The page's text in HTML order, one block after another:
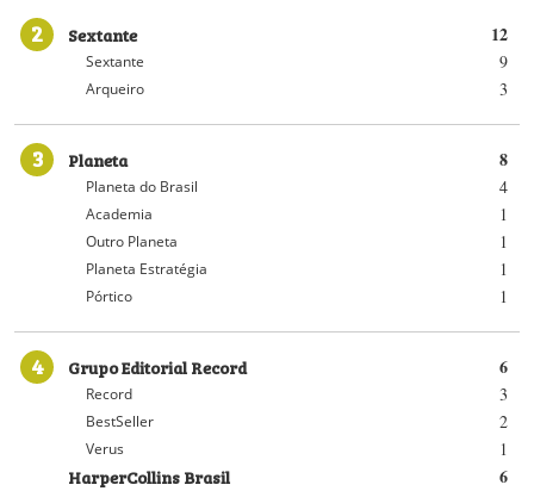
2 12
Sextante
9
Sextante
3
Arqueiro
3 8
Planeta
4
Planeta do Brasil
1
Academia
1
Outro Planeta
1
Planeta Estratégia
1
Pórtico
4 6
Grupo Editorial Record
3
Record
2
BestSeller
1
Verus
6
HarperCollins Brasil